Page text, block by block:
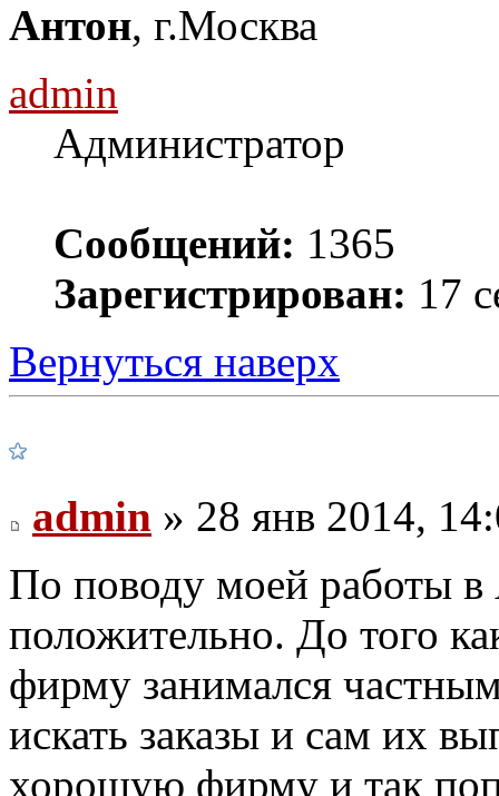
Антон, г.Москва
admin
Администратор
Сообщений: 1365
Зарегистрирован: 17
Вернуться наверх
admin » 28 янв 2014,
По поводу моей работы в
положительно. До того
фирму занимался
искать заказы и сам их
хорошую фирму и так